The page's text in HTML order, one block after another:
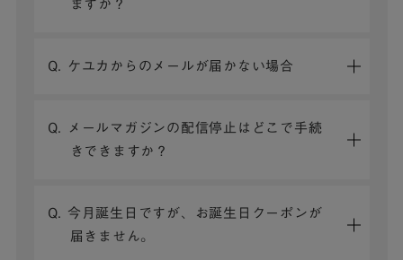
ますか？
Q. ケユカからのメールが届かない場合
Q. メールマガジンの配信停止はどこで手続
きできますか？
Q. 今月誕生日ですが、お誕生日クーポンが
届きません。